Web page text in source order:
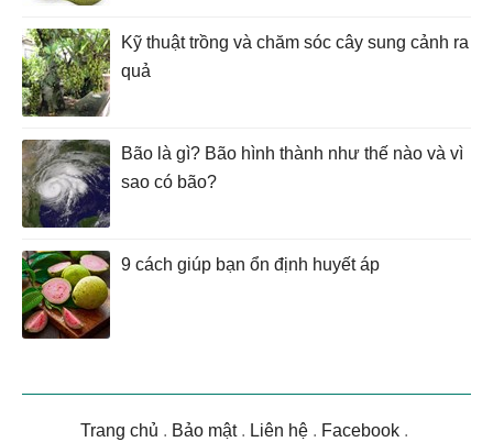
Kỹ thuật trồng và chăm sóc cây sung cảnh ra
quả
Bão là gì? Bão hình thành như thế nào và vì
sao có bão?
9 cách giúp bạn ổn định huyết áp
Trang chủ . Bảo mật. Liên hệ . Facebook .